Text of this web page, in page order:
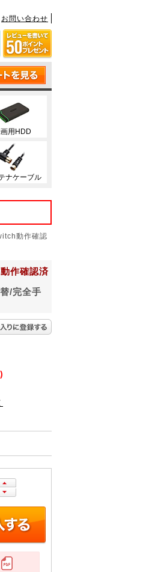
お問い合わせ
用HDD
ナケーブル
動作確認
作確認済
/完全手